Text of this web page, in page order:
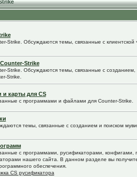
Strike. Обсуждаются темы, связанные с клиентской
Strike
Strike. Обсуждаются темы, связанные с
Strike.
карты для CS
с программами и файлами для Counter-Strike.
темы, связанные с созданием и поиском
с программами, русификаторами, конфигами,
нашего сайта. В данном разделе вы
обеспечения.
CS русификатора